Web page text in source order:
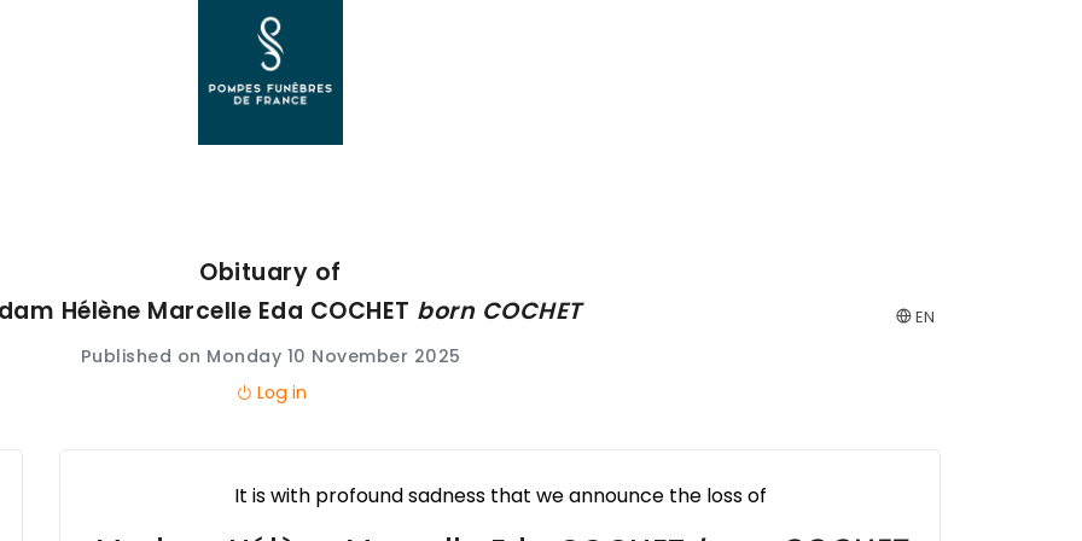
Obituary of
Hélène Marcelle Eda COCHET born COCHET
Published on Monday 10 November 2025
Log in
EN
It is with profound sadness that we announce the loss of